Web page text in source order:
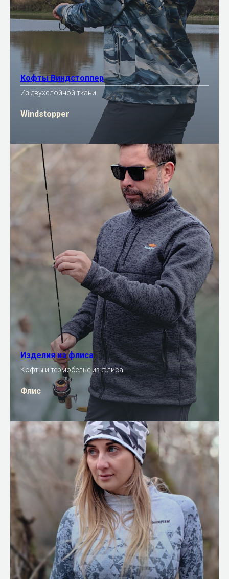
Кофты Виндстоппер
Из двухслойной ткани
Windstopper
Изделия из флиса
Кофты и термобелье из флиса
Флис